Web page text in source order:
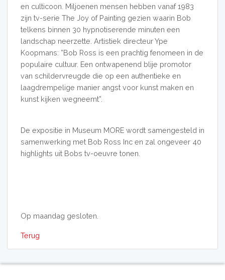
en culticoon. Miljoenen mensen hebben vanaf 1983
zijn tv-serie The Joy of Painting gezien waarin Bob
telkens binnen 30 hypnotiserende minuten een
landschap neerzette. Artistiek directeur Ype
Koopmans: ”Bob Ross is een prachtig fenomeen in de
populaire cultuur. Een ontwapenend blije promotor
van schildervreugde die op een authentieke en
laagdrempelige manier angst voor kunst maken en
kunst kijken wegneemt”.
De expositie in Museum MORE wordt samengesteld in
samenwerking met Bob Ross Inc en zal ongeveer 40
highlights uit Bobs tv-oeuvre tonen.
Op maandag gesloten.
Terug